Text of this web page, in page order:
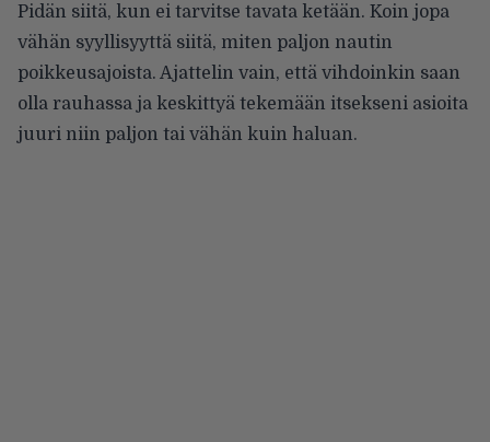
Pidän siitä, kun ei tarvitse tavata ketään. Koin jopa
vähän syyllisyyttä siitä, miten paljon nautin
poikkeusajoista. Ajattelin vain, että vihdoinkin saan
olla rauhassa ja keskittyä tekemään itsekseni asioita
juuri niin paljon tai vähän kuin haluan.